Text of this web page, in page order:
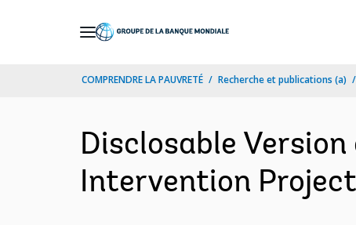
COMPRENDRE LA PAUVRETÉ Recherche et publications (a)
Disclosable
Intervention Project